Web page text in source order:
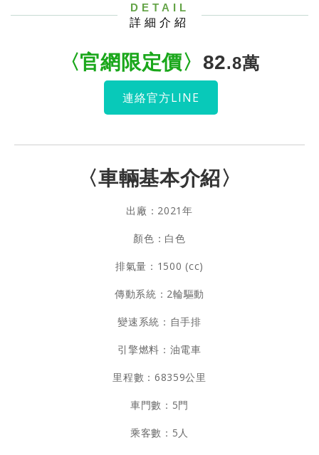
DETAIL
詳細介紹
〈官網限定價〉 82.8萬
連絡官方LINE
〈車輛基本介紹〉
出廠：2021年
顏色：白色
排氣量：1500 (cc)
傳動系統：2輪驅動
變速系統：自手排
引擎燃料：油電車
里程數：68359公里
車門數：5門
乘客數：5人